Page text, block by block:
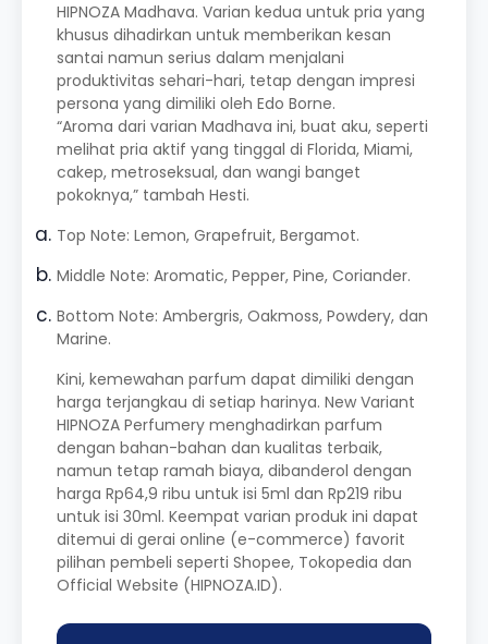
HIPNOZA Madhava. Varian kedua untuk pria yang
khusus dihadirkan untuk memberikan kesan
santai namun serius dalam menjalani
produktivitas sehari-hari, tetap dengan impresi
persona yang dimiliki oleh Edo Borne.
“Aroma dari varian Madhava ini, buat aku, seperti
melihat pria aktif yang tinggal di Florida, Miami,
cakep, metroseksual, dan wangi banget
pokoknya,” tambah Hesti.
Top Note: Lemon, Grapefruit, Bergamot.
Middle Note: Aromatic, Pepper, Pine, Coriander.
Bottom Note: Ambergris, Oakmoss, Powdery, dan
Marine.
Kini, kemewahan parfum dapat dimiliki dengan
harga terjangkau di setiap harinya. New Variant
HIPNOZA Perfumery menghadirkan parfum
dengan bahan-bahan dan kualitas terbaik,
namun tetap ramah biaya, dibanderol dengan
harga Rp64,9 ribu untuk isi 5ml dan Rp219 ribu
untuk isi 30ml. Keempat varian produk ini dapat
ditemui di gerai online (e-commerce) favorit
pilihan pembeli seperti Shopee, Tokopedia dan
Official Website (HIPNOZA.ID).